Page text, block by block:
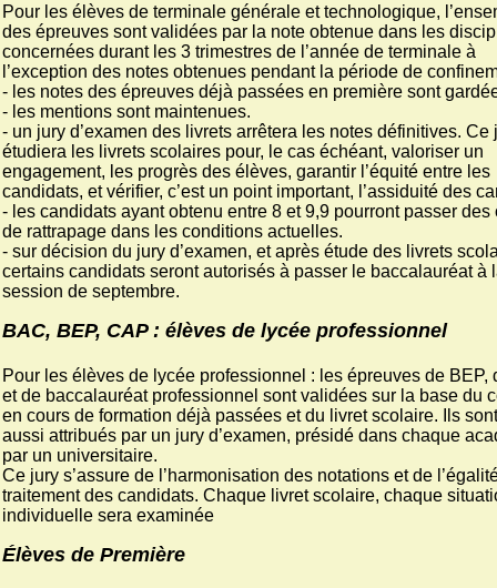
Pour les élèves de terminale générale et technologique,
des épreuves sont validées par la note obtenue dans les
concernées durant les 3 trimestres de l’année de terminale à
l’exception des notes obtenues pendant la période de
- les notes des épreuves déjà passées en première sont
- les mentions sont maintenues.
- un jury d’examen des livrets arrêtera les notes définitives. Ce
étudiera les livrets scolaires pour, le cas échéant, valoriser un
engagement, les progrès des élèves, garantir l’équité entre les
candidats, et vérifier, c’est un point important, l’assiduité des
- les candidats ayant obtenu entre 8 et 9,9 pourront passer des
de rattrapage dans les conditions actuelles.
- sur décision du jury d’examen, et après étude des livrets
certains candidats seront autorisés à passer le baccalauréat à
session de septembre.
BAC, BEP, CAP : élèves de lycée professionnel
Pour les élèves de lycée professionnel : les épreuves de BEP,
et de baccalauréat professionnel sont validées sur la base du
en cours de formation déjà passées et du livret scolaire. Ils
aussi attribués par un jury d’examen, présidé dans chaque
par un universitaire.
Ce jury s’assure de l’harmonisation des notations et de
traitement des candidats. Chaque livret scolaire, chaque
individuelle sera examinée
Élèves de Première